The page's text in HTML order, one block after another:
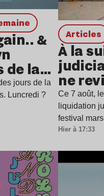
&
de la
jours de la
Luncredi ?
Articles
À la
ne
Ce 7 août,
liquidation
festival
Hier à 17:33
Lire l’article